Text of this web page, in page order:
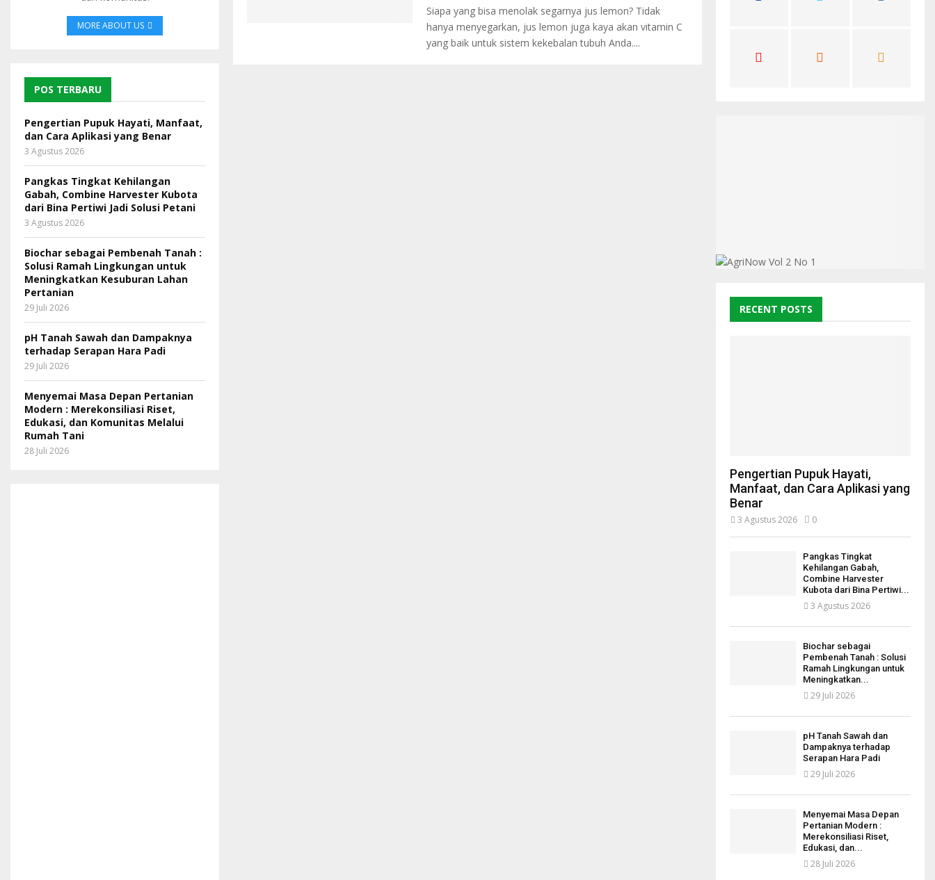
Siapa yang bisa menolak segarnya jus lemon? Tidak
hanya menyegarkan, jus lemon juga kaya akan vitamin C
yang baik untuk sistem kekebalan tubuh Anda....
MORE ABOUT US
POS TERBARU
Pengertian Pupuk Hayati, Manfaat,
dan Cara Aplikasi yang Benar
3 Agustus 2026
Pangkas Tingkat Kehilangan
Gabah, Combine Harvester Kubota
dari Bina Pertiwi Jadi Solusi Petani
3 Agustus 2026
Biochar sebagai Pembenah Tanah :
Solusi Ramah Lingkungan untuk
Meningkatkan Kesuburan Lahan
Pertanian
29 Juli 2026
pH Tanah Sawah dan Dampaknya
terhadap Serapan Hara Padi
29 Juli 2026
Menyemai Masa Depan Pertanian
Modern : Merekonsiliasi Riset,
Edukasi, dan Komunitas Melalui
Rumah Tani
28 Juli 2026
RECENT POSTS
Pengertian Pupuk Hayati,
Manfaat, dan Cara Aplikasi yang
Benar
3 Agustus 2026 0
Pangkas Tingkat
Kehilangan Gabah,
Combine Harvester
Kubota dari Bina Pertiwi...
3 Agustus 2026
Biochar sebagai
Pembenah Tanah : Solusi
Ramah Lingkungan untuk
Meningkatkan...
29 Juli 2026
pH Tanah Sawah dan
Dampaknya terhadap
Serapan Hara Padi
29 Juli 2026
Menyemai Masa Depan
Pertanian Modern :
Merekonsiliasi Riset,
Edukasi, dan...
28 Juli 2026